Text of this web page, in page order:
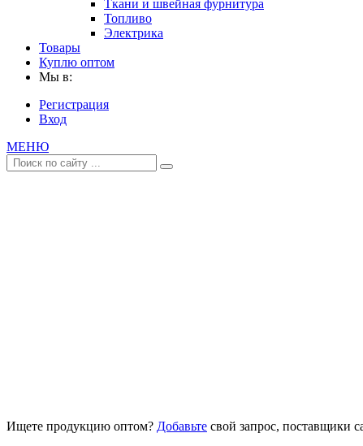
Ткани и швейная фурнитура
Топливо
Электрика
Товары
Куплю оптом
Мы в:
Регистрация
Вход
МЕНЮ
Ищете продукцию оптом? Добавьте свой запрос, поставщики